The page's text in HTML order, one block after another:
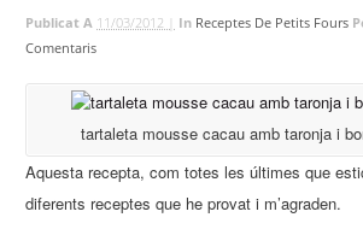
Publicat A 11/03/2012 | In Receptes De Petits Fours
Comentaris
tartaleta mousse cacau amb taronja i
Aquesta recepta, com totes les últimes que
diferents receptes que he provat i m’agraden.